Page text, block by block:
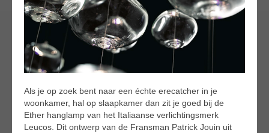
Als je op zoek bent naar een échte erecatcher in je
woonkamer, hal op slaapkamer dan zit je goed bij de
Ether hanglamp van het Italiaanse verlichtingsmerk
Leucos. Dit ontwerp van de Fransman Patrick Jouin uit